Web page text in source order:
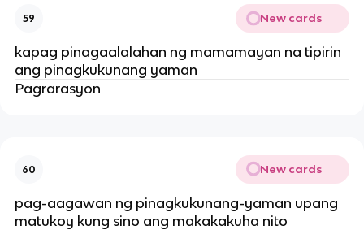
59 New cards
kapag pinagaalalahan ng mamamayan na tipirin
ang pinagkukunang yaman
Pagrarasyon
60 New cards
pag-aagawan ng pinagkukunang-yaman upang
matukoy kung sino ang makakakuha nito